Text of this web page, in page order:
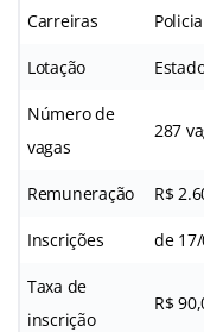
Carreiras
Lotação
Número de
vagas
287
Remuneração R$
Inscrições de
Taxa de
inscrição
R$